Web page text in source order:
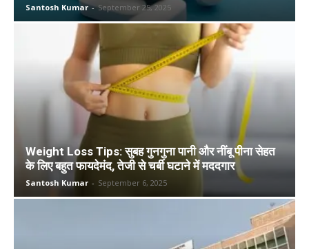
Santosh Kumar - September 25, 2025
Weight Loss Tips: सुबह गुनगुना पानी और नींबू पीना सेहत
के लिए बहुत फायदेमंद, तेजी से चर्बी घटाने में मददगार
Santosh Kumar - September 6, 2025